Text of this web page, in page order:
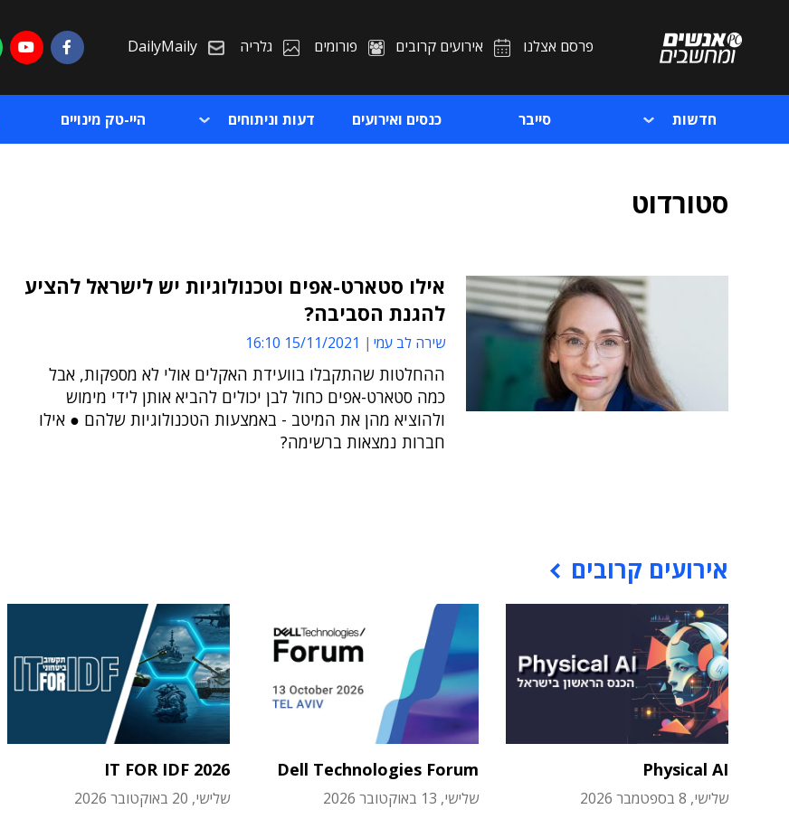
פרסם אצלנו אירועים קרובים פורומים גלריה DailyMaily
חדשות סייבר כנסים ואירועים דעות וניתוחים היי-טק מינויים
סטורדוט
אילו סטארט-אפים וטכנולוגיות יש לישראל להציע
להגנת הסביבה?
שירה לב עמי 15/11/2021 16:10
ההחלטות שהתקבלו בוועידת האקלים אולי לא מספקות, אבל
כמה סטארט-אפים כחול לבן יכולים להביא אותן לידי מימוש
ולהוציא מהן את המיטב - באמצעות הטכנולוגיות שלהם ● אילו
חברות נמצאות ברשימה?
אירועים קרובים
Physical AI
שלישי, 8 בספטמבר 2026
Dell Technologies Forum
שלישי, 13 באוקטובר 2026
IT FOR IDF 2026
שלישי, 20 באוקטובר 2026